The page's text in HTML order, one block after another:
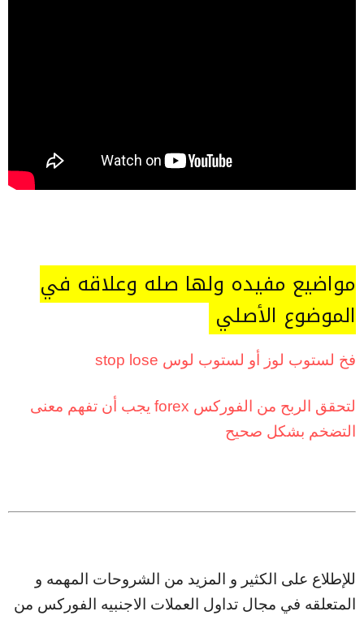
مواضيع مفيده ولها صله وعلاقه في
الموضوع الأصلي
فخ لستوب لوز أو لستوب لوس stop lose
لتحقق الربح من الفوركس forex يجب أن تفهم معنى
التضخم بشكل صحيح
للإطلاع على الكثير و المزيد من الشروحات المهمه و
المتعلقه في مجال تداول العملات الاجنبيه الفوركس من